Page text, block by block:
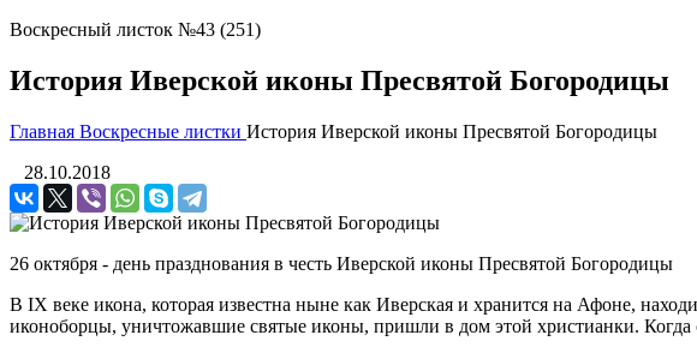
Воскресный листок №43 (251)
История Иверской иконы Пресвятой Богородицы
Главная Воскресные листки История Иверской иконы Пресвятой Богородицы
28.10.2018
26 октября - день празднования в честь Иверской иконы Пресвятой Богородицы
В IX веке икона, которая известна ныне как Иверская и хранится на Афоне,
иконоборцы, уничтожавшие святые иконы, пришли в дом этой христианки. Когда